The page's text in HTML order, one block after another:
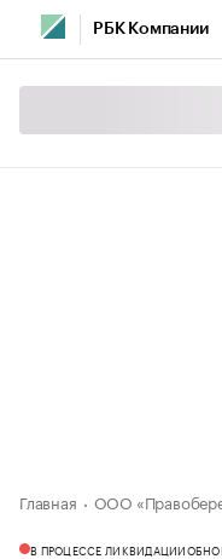
РБК Компании
Главная ООО
В ПРОЦЕССЕ ЛИКВИДАЦИИ